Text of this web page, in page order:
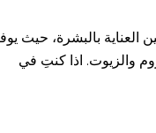
بالبشرة، حيث
والزيوت. اذا كنتِ في